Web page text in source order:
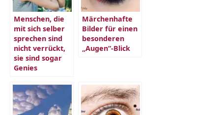
Menschen, die
mit sich selber
sprechen sind
nicht verrückt,
sie sind sogar
Genies
Märchenhafte
Bilder für einen
besonderen
„Augen“-Blick